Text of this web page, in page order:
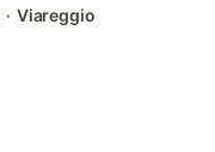
· Viareggio